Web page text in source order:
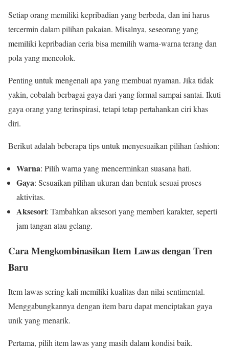
Setiap orang memiliki kepribadian yang berbeda, dan ini harus
tercermin dalam pilihan pakaian. Misalnya, seseorang yang
memiliki kepribadian ceria bisa memilih warna-warna terang dan
pola yang mencolok.
Penting untuk mengenali apa yang membuat nyaman. Jika tidak
yakin, cobalah berbagai gaya dari yang formal sampai santai. Ikuti
gaya orang yang terinspirasi, tetapi tetap pertahankan ciri khas
diri.
Berikut adalah beberapa tips untuk menyesuaikan pilihan fashion:
Warna: Pilih warna yang mencerminkan suasana hati.
Gaya: Sesuaikan pilihan ukuran dan bentuk sesuai proses
aktivitas.
Aksesori: Tambahkan aksesori yang memberi karakter, seperti
jam tangan atau gelang.
Cara Mengkombinasikan Item Lawas dengan Tren
Baru
Item lawas sering kali memiliki kualitas dan nilai sentimental.
Menggabungkannya dengan item baru dapat menciptakan gaya
unik yang menarik.
Pertama, pilih item lawas yang masih dalam kondisi baik.